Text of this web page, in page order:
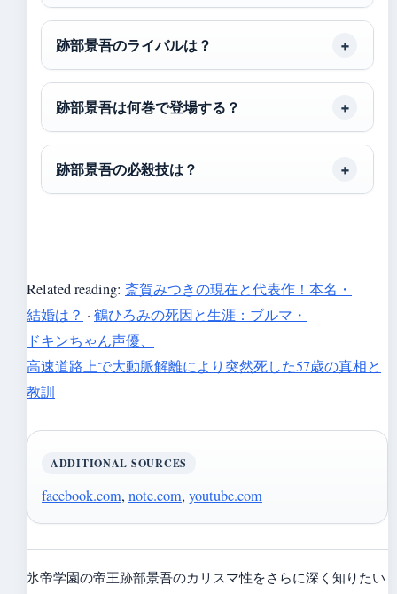
跡部景吾のライバルは？
跡部景吾は何巻で登場する？
跡部景吾の必殺技は？
Related reading: 斎賀みつきの現在と代表作！本名・
結婚は？ · 鶴ひろみの死因と生涯：ブルマ・
ドキンちゃん声優、
高速道路上で大動脈解離により突然死した57歳の真相と
教訓
ADDITIONAL SOURCES
facebook.com, note.com, youtube.com
氷帝学園の帝王跡部景吾のカリスマ性をさらに深く知りたい